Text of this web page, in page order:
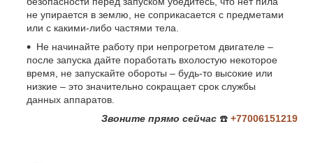
не упирается в землю, не соприкасается с предметами
или с какими-либо частями тела.
Не начинайте работу при непрогретом двигателе –
после запуска дайте поработать вхолостую некоторое
время, не запускайте обороты – будь-то высокие или
низкие – это значительно сокращает срок службы
данных аппаратов.
Звоните прямо сейчас ☎️ +77006151219